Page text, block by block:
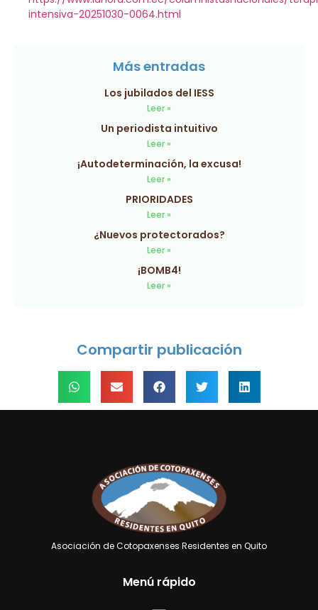
intensiva-20251030-0064.html
Más entradas
Los jubilados del IESS
Leer »
Un periodista intuitivo
Leer »
¡Autodeterminación, la excusa!
Leer »
PRIORIDADES
Leer »
¿Nuevos protectorados?
Leer »
¡BOMB4!
Leer »
Compartir publicación
Asociación de Cotopaxenses Residentes en Quito
Menú rápido